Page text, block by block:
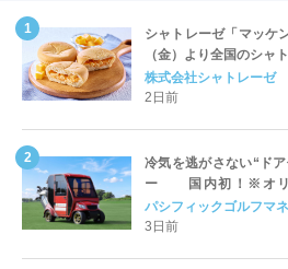
シャトレーゼ「マッケ
（金）より全国のシャ
株式会社シャトレーゼ
2日前
冷気を逃がさない“ド
ー 国内初！※オリ
Cart（エアコンカー
パシフィックゴルフマ
3日前